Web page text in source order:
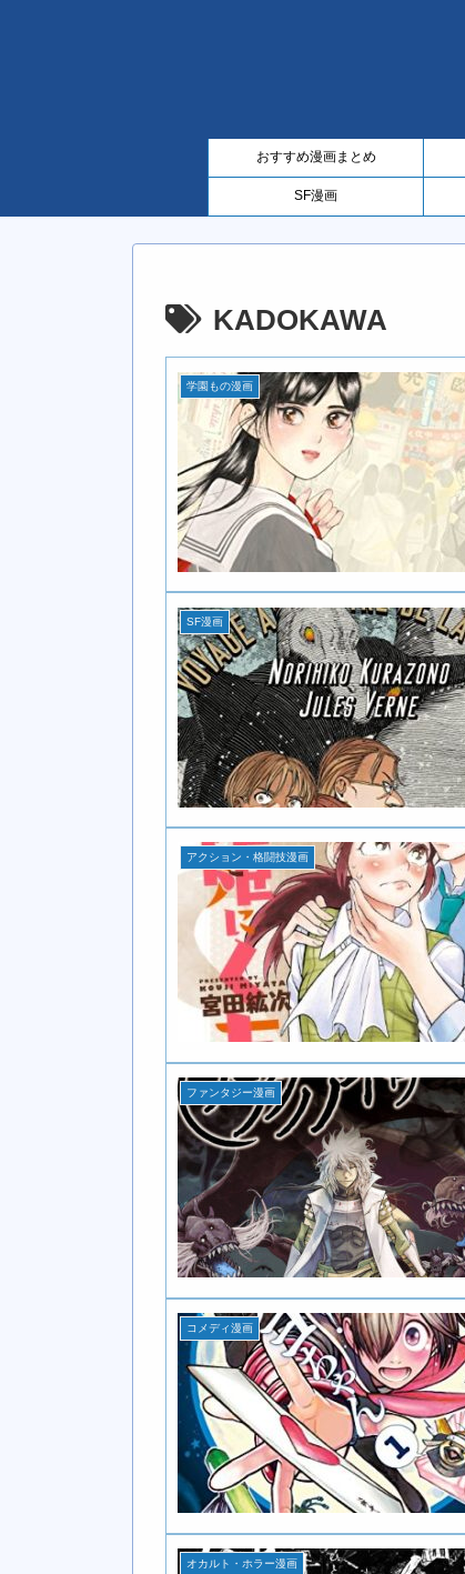
おすすめ漫画まとめ
SF漫画
KADOKAWA
学園もの漫画
SF漫画
アクション・格闘技漫画
ファンタジー漫画
コメディ漫画
オカルト・ホラー漫画